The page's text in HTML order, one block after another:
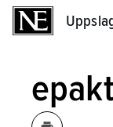
epakt